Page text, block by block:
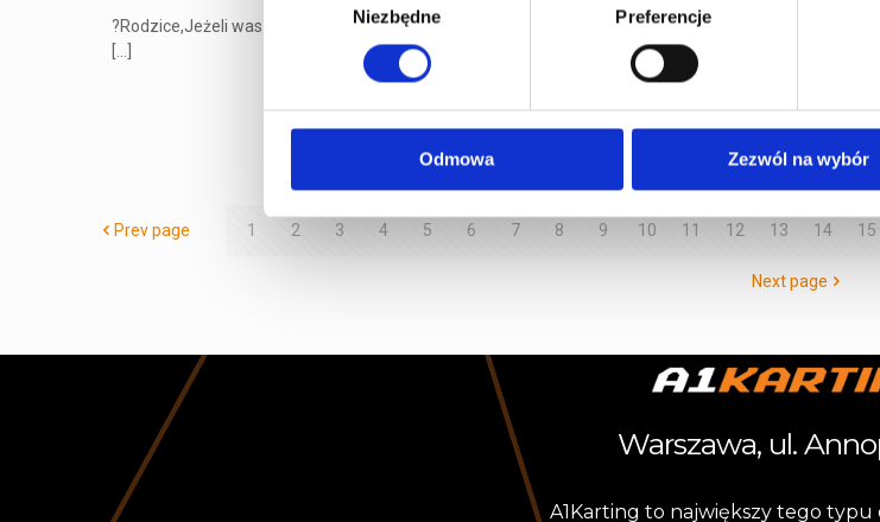
Niezbędne Preferencje
Odmowa Zezwól na wybór
?Rodzice,Jeżeli wasze dziecko marzy o karierze kierowcy wyścigowego, zapraszamy już dziś do
Prev page 1 2 3 4 5 6 7 8 9 10 11 12 13 14 15
Next page
Warszawa, ul.
A1Karting to najwię kszy tego typu